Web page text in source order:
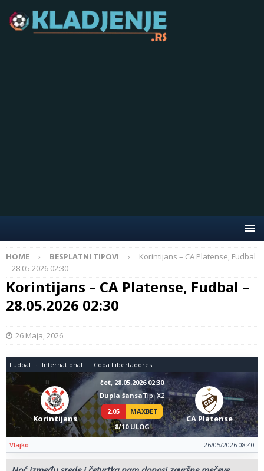
HOME BESPLATNI TIPOVI
Korintijans – CA Platense, Fudbal
– 28.05.2026 02:30
Korintijans – CA Platense, Fudbal –
28.05.2026 02:30
26 Maja, 2026
Fudbal International Copa Libertadores
Korintijans
čet, 28.05.2026 02:30
Dupla šansaTip: X2
2.05
MAXBET
8/10 ULOG
CA Platense
Vlajko 26/05/2026 08:40